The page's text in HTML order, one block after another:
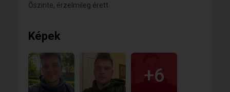
Őszinte, érzelmileg érett
Képek
+6